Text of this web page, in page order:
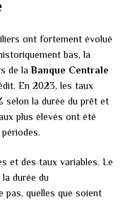
ont fortement évolué
bas, la
de laBanque Centrale
En 2023, les taux
selon la durée du prêt et
plus élevés ont été
et des taux variables. Le
durée du
pas, quelles que soient